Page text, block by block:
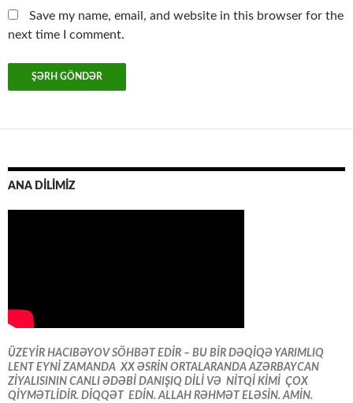
Save my name, email, and website in this browser for the
next time I comment.
ANA DİLİMİZ
ÜZEYİR HACIBƏYOV SÖHBƏT EDİR – BU BİR DƏQİQƏ YARIMLIQ
LENT EYNİ ZAMANDA XX ƏSRİN ORTALARANDA AZƏRBAYCAN
ZİYALISININ CANLI ƏDƏBİ DANIŞIQ DİLİ VƏ NİTQİ KİMİ ÇOX
QİYMƏTLİDİR. DİQQƏT EDİN. ALLAH RƏHMƏT ELƏSİN. AMİN.